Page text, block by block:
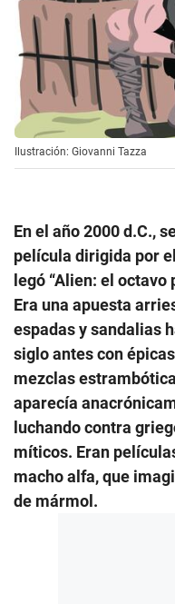
Ilustración: Giovanni Tazza
En el año 2000 d.C.,
película dirigida por
legó “Alien: el octavo
Era una apuesta
espadas y sandalias
siglo antes con
mezclas
aparecía
luchando contra
míticos. Eran
macho alfa, que
de mármol.